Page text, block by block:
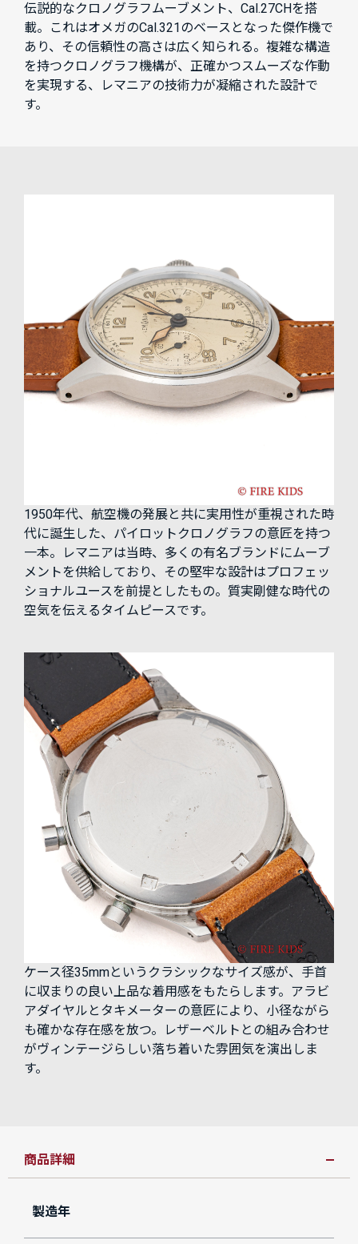
伝説的なクロノグラフムーブメント、Cal.27CHを搭
載。これはオメガのCal.321のベースとなった傑作機で
あり、その信頼性の高さは広く知られる。複雑な構造
を持つクロノグラフ機構が、正確かつスムーズな作動
を実現する、レマニアの技術力が凝縮された設計で
す。
1950年代、航空機の発展と共に実用性が重視された時
代に誕生した、パイロットクロノグラフの意匠を持つ
一本。レマニアは当時、多くの有名ブランドにムーブ
メントを供給しており、その堅牢な設計はプロフェッ
ショナルユースを前提としたもの。質実剛健な時代の
空気を伝えるタイムピースです。
ケース径35mmというクラシックなサイズ感が、手首
に収まりの良い上品な着用感をもたらします。アラビ
アダイヤルとタキメーターの意匠により、小径ながら
も確かな存在感を放つ。レザーベルトとの組み合わせ
がヴィンテージらしい落ち着いた雰囲気を演出しま
す。
商品詳細
製造年